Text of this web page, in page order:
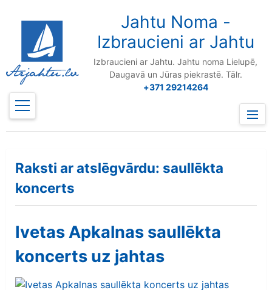
Jahtu Noma -
Izbraucieni ar Jahtu
Izbraucieni ar Jahtu. Jahtu noma Lielupē,
Daugavā un Jūras piekrastē. Tālr.
+371 29214264
Menu
Raksti ar atslēgvārdu: saullēkta
koncerts
Ivetas Apkalnas saullēkta
koncerts uz jahtas